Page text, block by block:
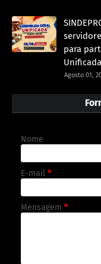
para
Unificada
Agosto 01,
Nome
E-mail *
Mensagem *